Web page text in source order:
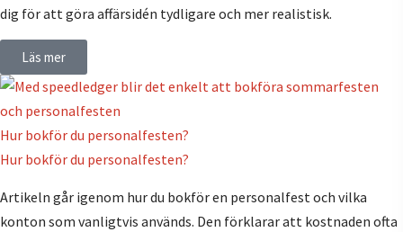
dig för att göra affärsidén tydligare och mer realistisk.
Läs mer
Hur bokför du personalfesten?
Hur bokför du personalfesten?
Artikeln går igenom hur du bokför en personalfest och vilka
konton som vanligtvis används. Den förklarar att kostnaden ofta